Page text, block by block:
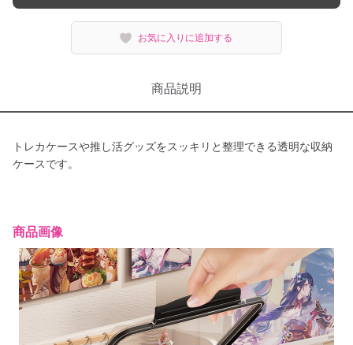
お気に入りに追加する
商品説明
トレカケースや推し活グッズをスッキリと整理できる透明な収納
ケースです。
商品画像